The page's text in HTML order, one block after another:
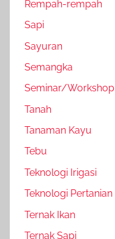
Rempah-rempah
Sapi
Sayuran
Semangka
Seminar/Workshop
Tanah
Tanaman Kayu
Tebu
Teknologi Irigasi
Teknologi Pertanian
Ternak Ikan
Ternak Sapi